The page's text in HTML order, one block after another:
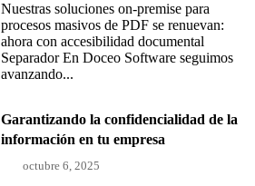
Nuestras soluciones on-premise para
procesos masivos de PDF se renuevan:
ahora con accesibilidad documental
Separador En Doceo Software seguimos
avanzando...
Garantizando la confidencialidad de la
información en tu empresa
octubre 6, 2025